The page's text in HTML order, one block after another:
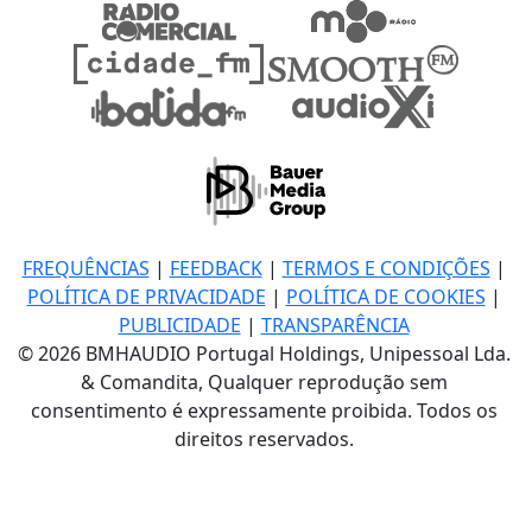
FREQUÊNCIAS | FEEDBACK| TERMOS E CONDIÇÕES |
POLÍTICA DE PRIVACIDADE | POLÍTICA DE COOKIES |
PUBLICIDADE | TRANSPARÊNCIA
© 2026 BMHAUDIO Portugal Holdings, Unipessoal Lda.
& Comandita, Qualquer reprodução sem
consentimento é expressamente proibida. Todos os
direitos reservados.